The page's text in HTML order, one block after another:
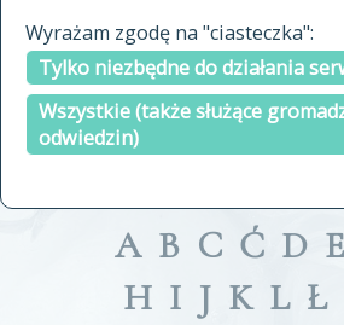
Wyrażam zgodę na "ciasteczka":
Tylko niezbędne do działania
Wszystkie (także służące
odwiedzin)
indeksie
a fronte
A B C Ć D E
H I J K L Ł